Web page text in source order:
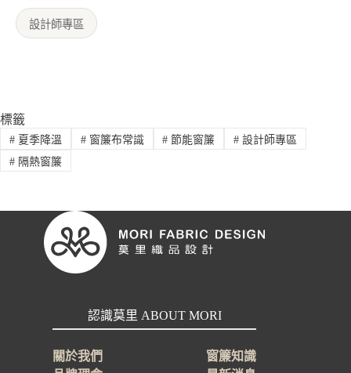
設計師專區
標籤
#夏季降溫 #窗簾布常識 # 節能窗簾 # 設計師專區
#隔熱窗簾
認識莫里 ABOUT MORI
關於我們
窗簾知識